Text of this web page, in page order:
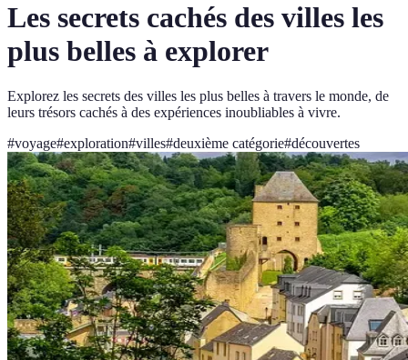
Les secrets cachés des villes les
plus belles à explorer
Explorez les secrets des villes les plus belles à travers le monde, de
leurs trésors cachés à des expériences inoubliables à vivre.
#voyage#exploration#villes#deuxième catégorie#découvertes